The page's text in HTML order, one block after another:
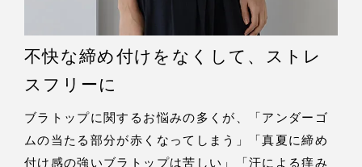
不快な締め付けをなくして、ストレ
スフリーに
ブラトップに関するお悩みの多くが、「アンダーゴ
ムの当たる部分が赤くなってしまう」「真夏に締め
付け感の強いブラトップは苦しい」「汗による痒み